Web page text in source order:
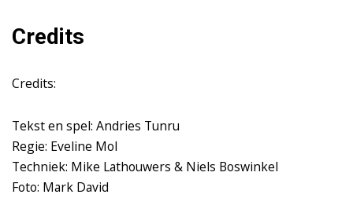
Credits
Credits:
Tekst en spel: Andries Tunru
Regie: Eveline Mol
Techniek: Mike Lathouwers & Niels Boswinkel
Foto: Mark David